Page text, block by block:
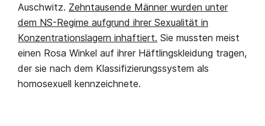
Auschwitz. Zehntausende Männer wurden unter
dem NS-Regime aufgrund ihrer Sexualität in
Konzentrationslagern inhaftiert. Sie mussten meist
einen Rosa Winkel auf ihrer Häftlingskleidung tragen,
der sie nach dem Klassifizierungssystem als
homosexuell kennzeichnete.